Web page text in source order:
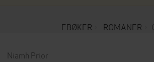
EBØKER ROMANER
Niamh Prior